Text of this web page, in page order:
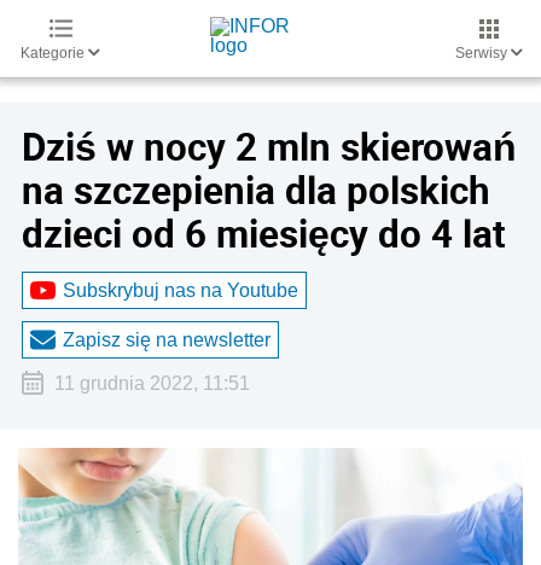
Kategorie Serwisy
Dziś w nocy 2 mln skierowań
na szczepienia dla polskich
dzieci od 6 miesięcy do 4 lat
Subskrybuj nas na Youtube
Zapisz się na newsletter
11 grudnia 2022, 11:51